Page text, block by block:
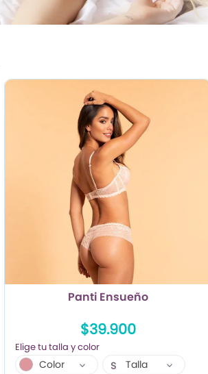
TRENDY PROMO
Panti Ensueño
$39.900
Color
S
Talla